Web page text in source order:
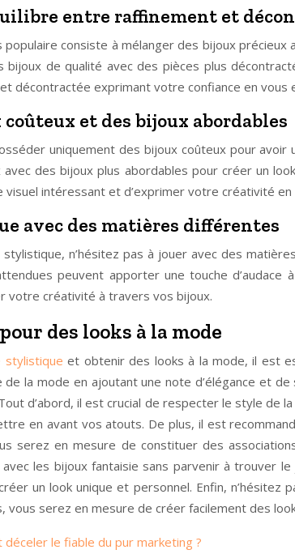
entre raffinement et
populaire consiste à mélanger des bijoux
bijoux de qualité avec des pièces plus
et décontractée exprimant votre confiance en
et des bijoux abordables
uniquement des bijoux coûteux pour
des bijoux plus abordables pour créer un
intéressant et d’exprimer votre créativité
avec des matières différentes
n’hésitez pas à jouer avec des
peuvent apporter une touche
votre créativité à travers vos bijoux.
des looks à la mode
et obtenir des looks à la mode, il est
de la mode en ajoutant une note d’élégance et
d’abord, il est crucial de respecter le style de
en avant vos atouts. De plus, il est
serez en mesure de constituer des
les bijoux fantaisie sans parvenir à trouver
un look unique et personnel. Enfin,
vous serez en mesure de créer facilement des
le fiable du pur marketing ?